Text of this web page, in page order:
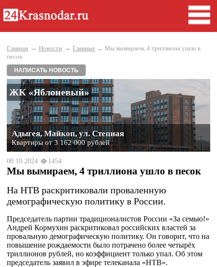
Главная → Новости → Главные → Мы вымираем, 4 триллиона ушло в
песок
НАПИСАТЬ НОВОСТЬ
ЖК «Яблоневый»
Адыгея, Майкоп, ул. Степная
Квартиры от 3 162 000 рублей
08.10.2024 1454
Мы вымираем, 4 триллиона ушло в песок
На НТВ раскритиковали проваленную
демографическую политику в России.
Председатель партии традиционалистов России «За семью!»
Андрей Кормухин раскритиковал российских властей за
провальную демографическую политику. Он говорит, что на
повышение рождаемости было потрачено более четырёх
триллионов рублей, но коэффициент только упал. Об этом
председатель заявил в эфире телеканала «НТВ».